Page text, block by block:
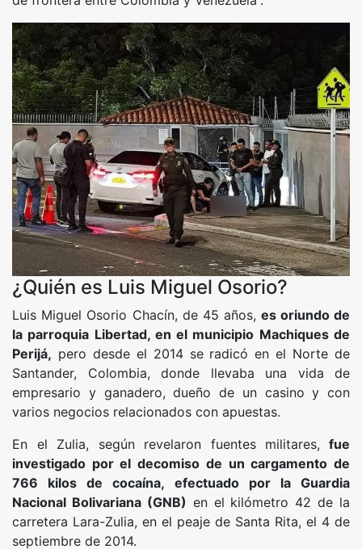
¿Quién es Luis Miguel Osorio?
Luis Miguel Osorio Chacín, de 45 años, es oriundo de
la parroquia Libertad, en el municipio Machiques de
Perijá, pero desde el 2014 se radicó en el Norte de
Santander, Colombia, donde llevaba una vida de
empresario y ganadero, dueño de un casino y con
varios negocios relacionados con apuestas.
En el Zulia, según revelaron fuentes militares, fue
investigado por el decomiso de un cargamento de
766 kilos de cocaína, efectuado por la Guardia
Nacional Bolivariana (GNB) en el kilómetro 42 de la
carretera Lara-Zulia, en el peaje de Santa Rita, el 4 de
septiembre de 2014.